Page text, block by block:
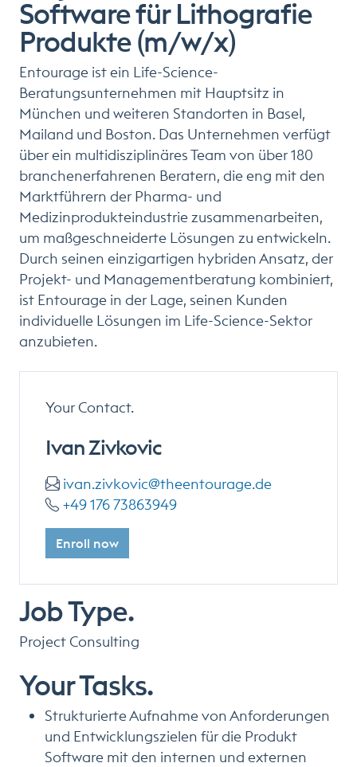
Software für Lithografie
Produkte (m/w/x)
Entourage ist ein Life-Science-
Beratungsunternehmen mit Hauptsitz in
München und weiteren Standorten in Basel,
Mailand und Boston. Das Unternehmen verfügt
über ein multidisziplinäres Team von über 180
branchenerfahrenen Beratern, die eng mit den
Marktführern der Pharma- und
Medizinprodukteindustrie zusammenarbeiten,
um maßgeschneiderte Lösungen zu entwickeln.
Durch seinen einzigartigen hybriden Ansatz, der
Projekt- und Managementberatung kombiniert,
ist Entourage in der Lage, seinen Kunden
individuelle Lösungen im Life-Science-Sektor
anzubieten.
Your Contact.
Ivan Zivkovic
ivan.zivkovic@theentourage.de
+49 176 73863949
Enroll now
Job Type.
Project Consulting
Your Tasks.
Strukturierte Aufnahme von Anforderungen
und Entwicklungszielen für die Produkt
Software mit den internen und externen